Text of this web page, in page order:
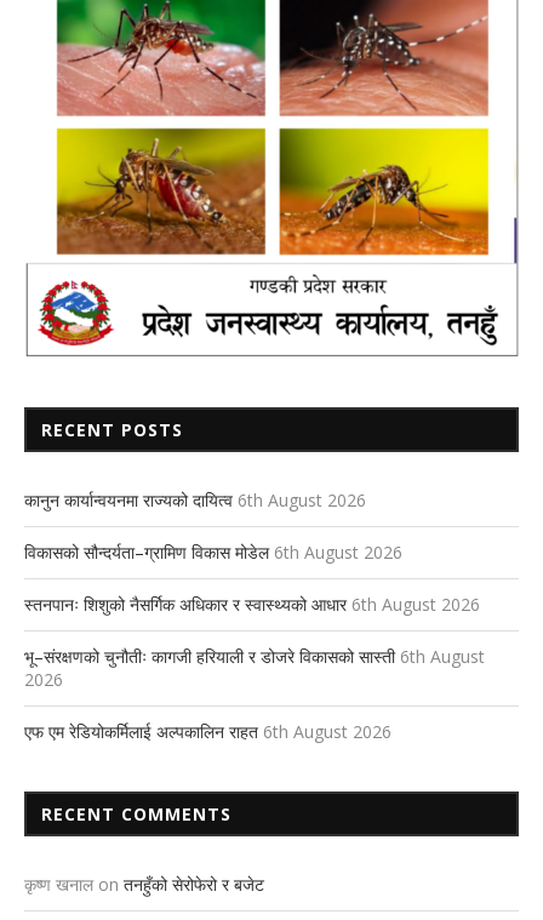
RECENT POSTS
कानुन कार्यान्वयनमा राज्यको दायित्व 6th August 2026
विकासको सौन्दर्यता–ग्रामिण विकास मोडेल 6th August 2026
स्तनपानः शिशुको नैसर्गिक अधिकार र स्वास्थ्यको आधार 6th August 2026
भू–संरक्षणको चुनौतीः कागजी हरियाली र डोजरे विकासको सास्ती 6th August
2026
एफ एम रेडियोकर्मिलाई अल्पकालिन राहत 6th August 2026
RECENT COMMENTS
कृष्ण खनाल on तनहुँको सेरोफेरो र बजेट